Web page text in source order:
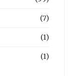
(7)
(1)
(1)